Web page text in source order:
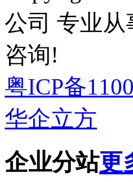
公司 专业从
咨询!
粤ICP备
华企立方
企业分站更